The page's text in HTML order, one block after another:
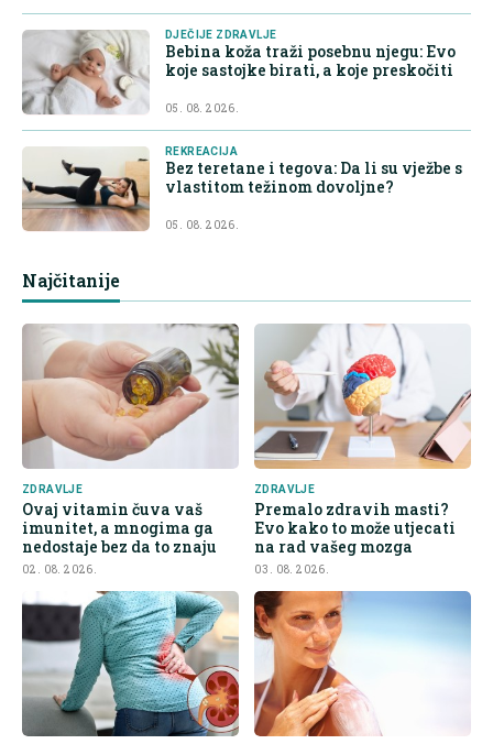
DJEČIJE ZDRAVLJE
Bebina koža traži posebnu njegu: Evo
koje sastojke birati, a koje preskočiti
05. 08. 2026.
REKREACIJA
Bez teretane i tegova: Da li su vježbe s
vlastitom težinom dovoljne?
05. 08. 2026.
Najčitanije
ZDRAVLJE
Ovaj vitamin čuva vaš
imunitet, a mnogima ga
nedostaje bez da to znaju
02. 08. 2026.
ZDRAVLJE
Premalo zdravih masti?
Evo kako to može utjecati
na rad vašeg mozga
03. 08. 2026.